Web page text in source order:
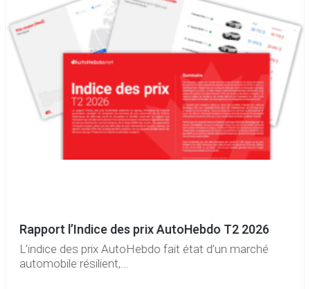
Rapport l’Indice des prix AutoHebdo T2 2026
L’indice des prix AutoHebdo fait état d’un marché
automobile résilient,...